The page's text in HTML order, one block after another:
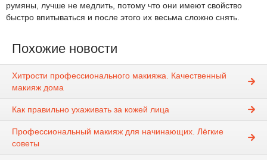
румяны, лучше не медлить, потому что они имеют свойство
быстро впитываться и после этого их весьма сложно снять.
Похожие новости
Хитрости профессионального макияжа. Качественный
макияж дома
Как правильно ухаживать за кожей лица
Профессиональный макияж для начинающих. Лёгкие
советы